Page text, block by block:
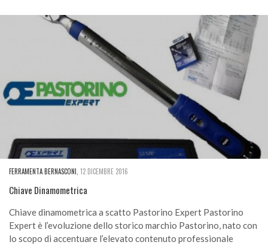
FERRAMENTA BERNASCONI 12 DICEMBRE 2016
Chiave Dinamometrica
Chiave dinamometrica a scatto Pastorino Expert Pastorino
Expert è l’evoluzione dello storico marchio Pastorino, nato con
lo scopo di accentuare l’elevato contenuto professionale